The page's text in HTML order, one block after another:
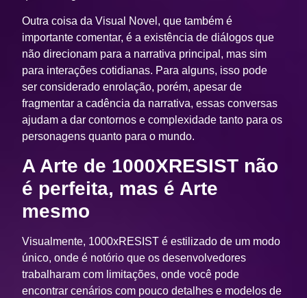
Outra coisa da Visual Novel, que também é
importante comentar, é a existência de diálogos que
não direcionam para a narrativa principal, mas sim
para interações cotidianas. Para alguns, isso pode
ser considerado enrolação, porém, apesar de
fragmentar a cadência da narrativa, essas conversas
ajudam a dar contornos e complexidade tanto para os
personagens quanto para o mundo.
A Arte de 1000XRESIST não
é perfeita, mas é Arte
mesmo
Visualmente, 1000xRESISTé estilizado de um modo
único, onde é notório que os desenvolvedores
trabalharam com limitações, onde você pode
encontrar cenários com pouco detalhes e modelos de